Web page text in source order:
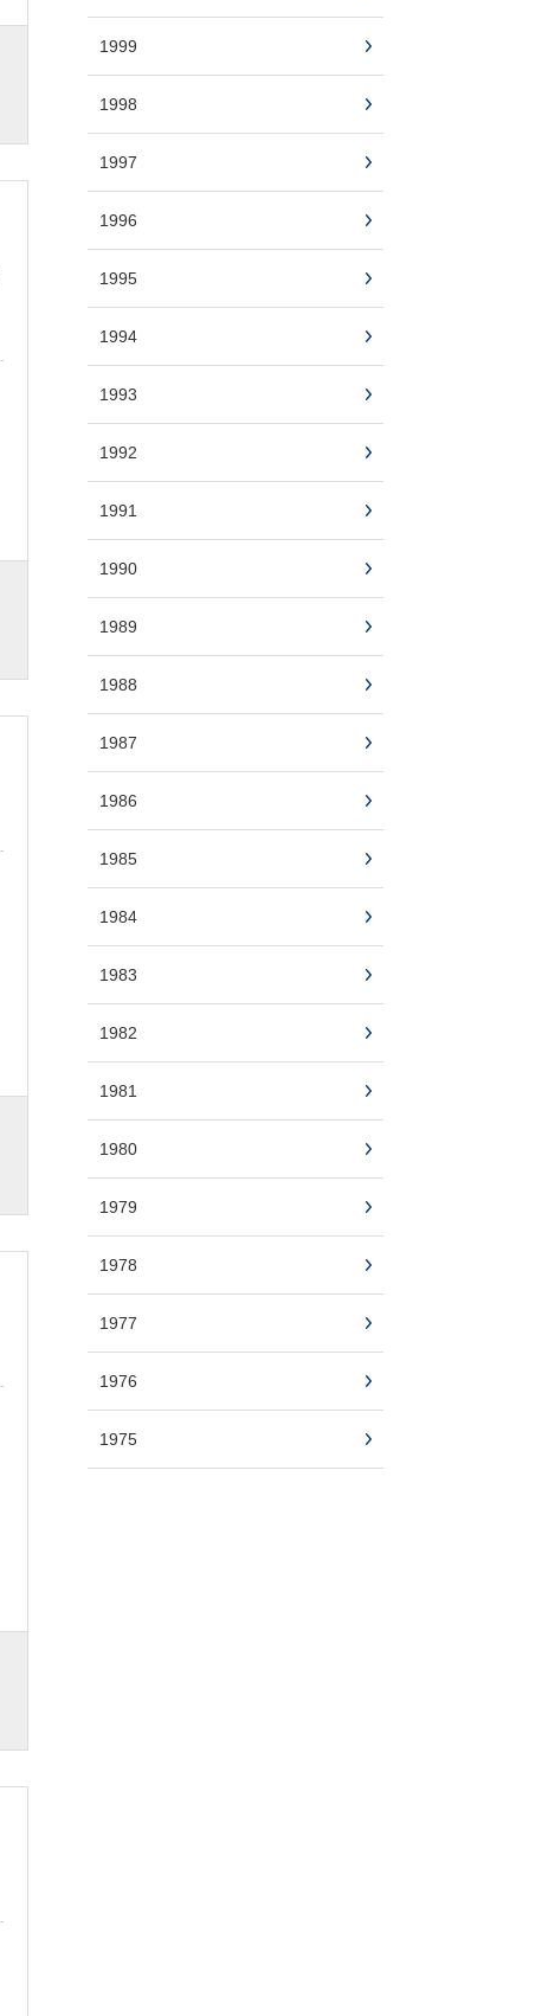
1999
1998
1997
1996
1995
1994
1993
1992
1991
1990
1989
1988
1987
1986
1985
1984
1983
1982
1981
1980
1979
1978
1977
1976
1975